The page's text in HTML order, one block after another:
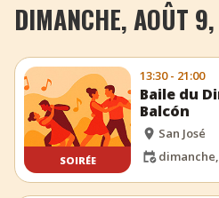
DIMANCHE, AOÛT
SOIRÉE
13:30 - 21:00
Baile du
Balcón
San José